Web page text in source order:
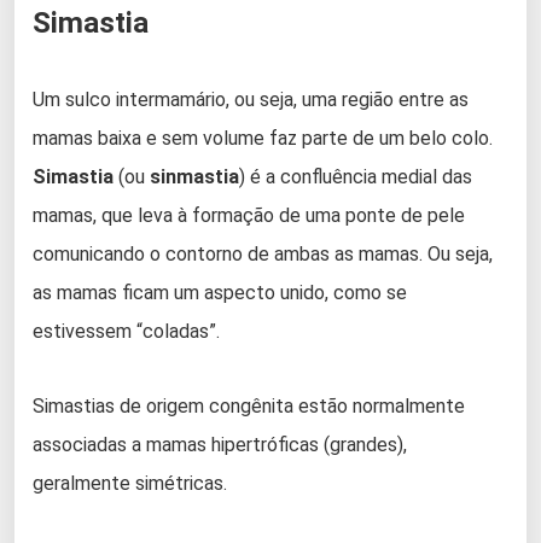
Simastia
Um sulco intermamário, ou seja, uma região entre as
mamas baixa e sem volume faz parte de um belo colo.
Simastia (ou sinmastia) é a confluência medial das
mamas, que leva à formação de uma ponte de pele
comunicando o contorno de ambas as mamas. Ou seja,
as mamas ficam um aspecto unido, como se
estivessem “coladas”.
Simastias de origem congênita estão normalmente
associadas a mamas hipertróficas (grandes),
geralmente simétricas.